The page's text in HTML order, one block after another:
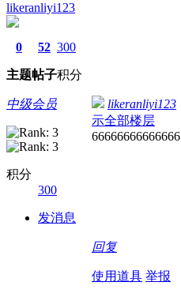
likeranliyi123
0
主题
52
帖子
300
积分
中级会员
积分
300
发消息
likeranliyi123
示全部楼层
66666666666666
回复
使用道具 举报